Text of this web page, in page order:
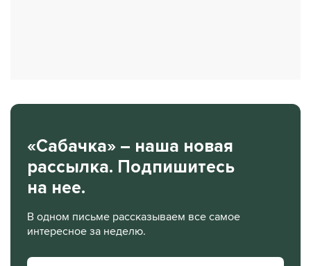
«Сабачка» – наша новая
рассылка. Подпишитесь
на нее.
В одном письме рассказываем все самое
интересное за неделю.